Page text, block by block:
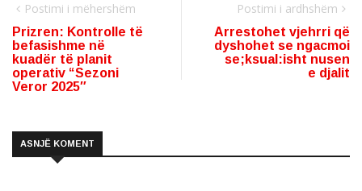
Postimi i mëhershëm
Prizren: Kontrolle të
befasishme në
kuadër të planit
operativ “Sezoni
Veror 2025″
Postimi i ardhshëm
Arrestohet vjehrri që
dyshohet se ngacmoi
se;ksual:isht nusen
e djalit
ASNJË KOMENT